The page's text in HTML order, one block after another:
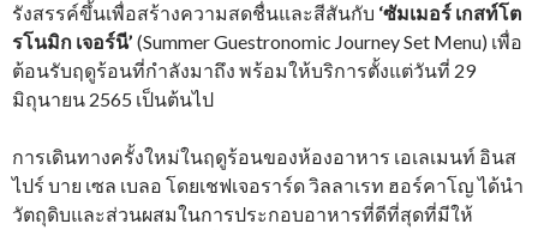
รังสรรค์ขึ้นเพื่อสร้างความสดชื่นและสีสันกับ ‘ซัมเมอร์ เกสท์โต
รโนมิก เจอร์นี’ (Summer Guestronomic Journey Set Menu) เพื่อ
ต้อนรับฤดูร้อนที่กำลังมาถึง พร้อมให้บริการตั้งแต่วันที่ 29
มิถุนายน 2565 เป็นต้นไป
การเดินทางครั้งใหม่ในฤดูร้อนของห้องอาหาร เอเลเมนท์ อินส
ไปร์ บาย เซล เบลอ โดยเชฟเจอราร์ด วิลลาเรท ฮอร์คาโญ ได้นำ
วัตถุดิบและส่วนผสมในการประกอบอาหารที่ดีที่สุดที่มีให้